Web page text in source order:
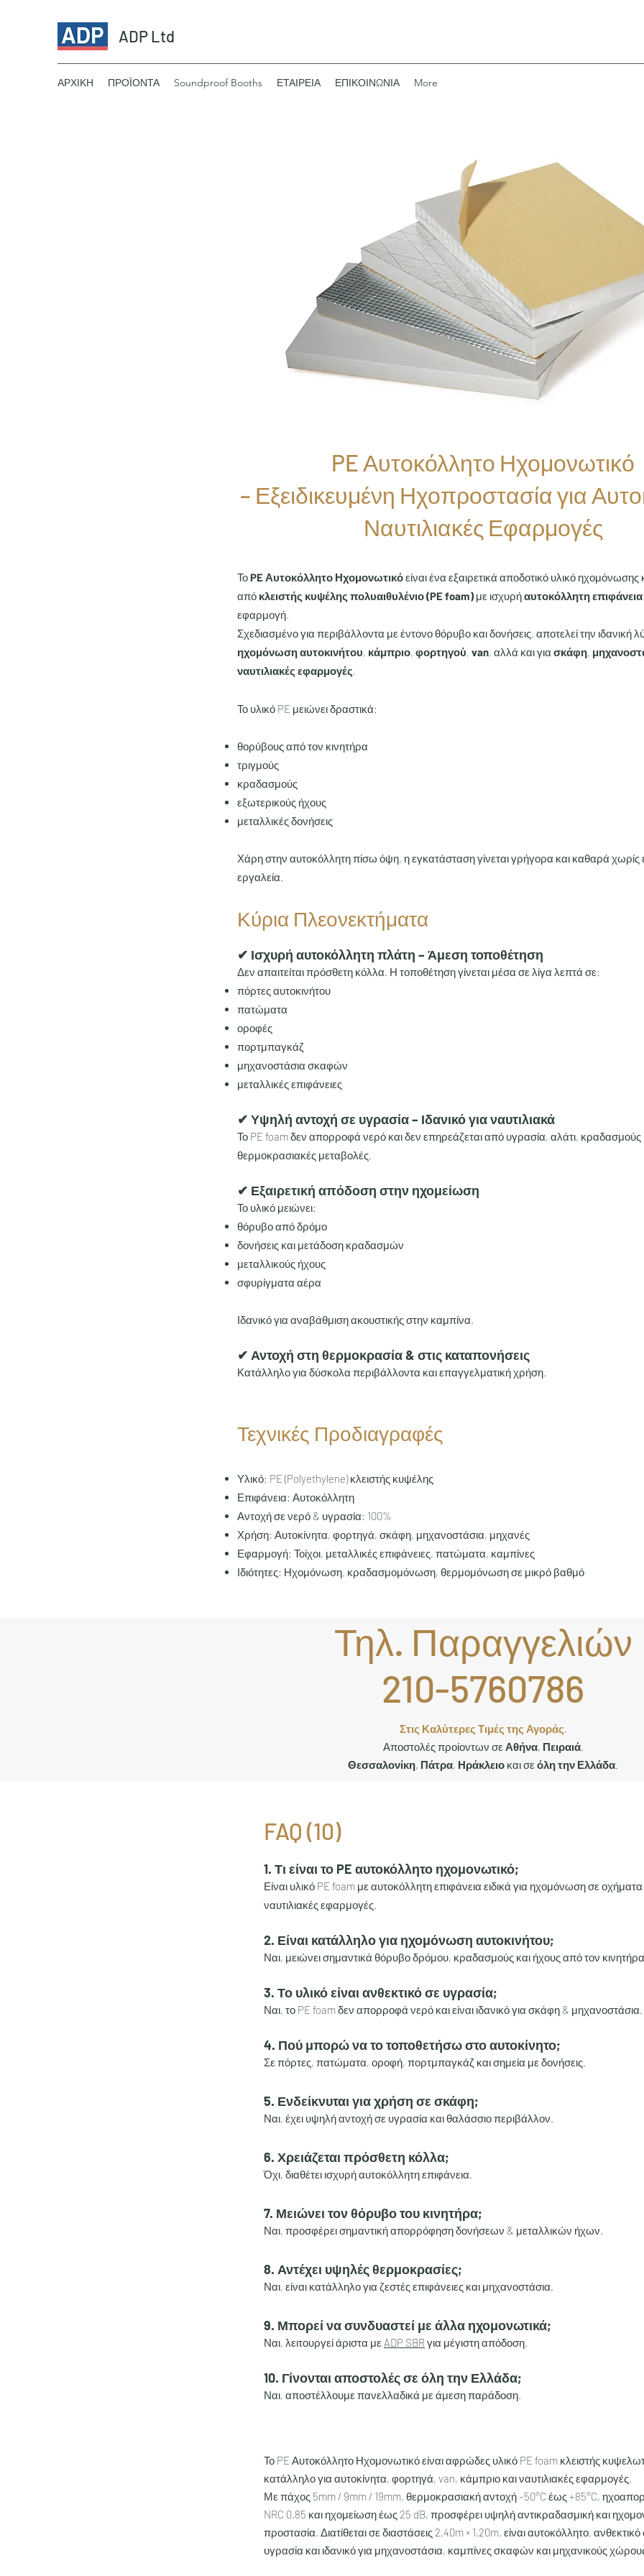
ADP Ltd
ΑΡΧΙΚΗ ΠΡΟΪΟΝΤΑ Soundproof Booths ΕΤΑΙΡΕΙΑ ΕΠΙΚΟΙΝΩΝΙΑ More
PE Αυτοκόλλητο Ηχομονωτικό
– Εξειδικευμένη Ηχοπροστασία για
Ναυτιλιακές Εφαρμογές
ΤοPE Αυτοκόλλητο Ηχομονωτικόείναι ένα εξαιρετικά αποδοτικό υλικό
από κλειστής κυψέλης πολυαιθυλένιο (PE foam)με ισχυρήαυτοκόλλητη επιφάνεια
εφαρμογή.
Σχεδιασμένο για περιβάλλοντα με έντονο θόρυβο και δονήσεις, αποτελεί την ιδανική
ηχομόνωση αυτοκινήτου, κάμπριο, φορτηγού, van, αλλά και για σκάφη,
ναυτιλιακές εφαρμογές.
Το υλικό PE μειώνει δραστικά:
θορύβους από τον κινητήρα
τριγμούς
κραδασμούς
εξωτερικούς ήχους
μεταλλικές δονήσεις
Χάρη στην αυτοκόλλητη πίσω όψη, η εγκατάσταση γίνεται γρήγορα και καθαρά χωρίς
εργαλεία.
Κύρια Πλεονεκτήματα
✔ Ισχυρή αυτοκόλλητη πλάτη – Άμεση τοποθέτηση
Δεν απαιτείται πρόσθετη κόλλα. Η τοποθέτηση γίνεται μέσα σε λίγα λεπτά σε:
πόρτες αυτοκινήτου
πατώματα
οροφές
πορτμπαγκάζ
μηχανοστάσια σκαφών
μεταλλικές επιφάνειες
✔ Υψηλή αντοχή σε υγρασία – Ιδανικό για ναυτιλιακά
Το PE foam δεν απορροφά νερό και δεν επηρεάζεται από υγρασία, αλάτι, κραδασμούς
θερμοκρασιακές μεταβολές.
✔ Εξαιρετική απόδοση στην ηχομείωση
Το υλικό μειώνει:
θόρυβο από δρόμο
δονήσεις και μετάδοση κραδασμών
μεταλλικούς ήχους
σφυρίγματα αέρα
Ιδανικό για αναβάθμιση ακουστικής στην καμπίνα.
✔ Αντοχή στη θερμοκρασία & στις καταπονήσεις
Κατάλληλο για δύσκολα περιβάλλοντα και επαγγελματική χρήση.
Τεχνικές Προδιαγραφές
Υλικό: PE (Polyethylene) κλειστής κυψέλης
Επιφάνεια: Αυτοκόλλητη
Αντοχή σε νερό & υγρασία: 100%
Χρήση: Αυτοκίνητα, φορτηγά, σκάφη, μηχανοστάσια, μηχανές
Εφαρμογή: Τοίχοι, μεταλλικές επιφάνειες, πατώματα, καμπίνες
Ιδιότητες: Ηχομόνωση, κραδασμομόνωση, θερμομόνωση σε μικρό βαθμό
Τηλ. Παραγγελιών
210-5760786
Στις Καλύτερες Τιμές της Αγοράς.
Αποστολές προίοντων σεΑθήνα, Πειραιά,
Θεσσαλονίκη, Πάτρα, Ηράκλειο και σεόλη την Ελλάδα.
FAQ (10)
1. Τι είναι το PE αυτοκόλλητο ηχομονωτικό;
Είναι υλικό PE foam με αυτοκόλλητη επιφάνεια ειδικά για ηχομόνωση σε οχήματα
ναυτιλιακές εφαρμογές.
2. Είναι κατάλληλο για ηχομόνωση αυτοκινήτου;
Ναι, μειώνει σημαντικά θόρυβο δρόμου, κραδασμούς και ήχους από τον
3. Το υλικό είναι ανθεκτικό σε υγρασία;
Ναι, το PE foam δεν απορροφά νερό και είναι ιδανικό για σκάφη & μηχανοστάσια.
4. Πού μπορώ να το τοποθετήσω στο αυτοκίνητο;
Σε πόρτες, πατώματα, οροφή, πορτμπαγκάζ και σημεία με δονήσεις.
5. Ενδείκνυται για χρήση σε σκάφη;
Ναι, έχει υψηλή αντοχή σε υγρασία και θαλάσσιο περιβάλλον.
6. Χρειάζεται πρόσθετη κόλλα;
Όχι, διαθέτει ισχυρή αυτοκόλλητη επιφάνεια.
7. Μειώνει τον θόρυβο του κινητήρα;
Ναι, προσφέρει σημαντική απορρόφηση δονήσεων & μεταλλικών ήχων.
8. Αντέχει υψηλές θερμοκρασίες;
Ναι, είναι κατάλληλο για ζεστές επιφάνειες και μηχανοστάσια.
9. Μπορεί να συνδυαστεί με άλλα ηχομονωτικά;
Ναι, λειτουργεί άριστα με ADP SBRγια μέγιστη απόδοση.
10. Γίνονται αποστολές σε όλη την Ελλάδα;
Ναι, αποστέλλουμε πανελλαδικά με άμεση παράδοση.
Το PE Αυτοκόλλητο Ηχομονωτικό είναι αφρώδες υλικό PE foam κλειστής
κατάλληλο για αυτοκίνητα, φορτηγά, van, κάμπριο και ναυτιλιακές εφαρμογές.
Με πάχος 5mm / 9mm / 19mm, θερμοκρασιακή αντοχή –50°C έως +85°C,
NRC 0.85 και ηχομείωση έως 25 dB, προσφέρει υψηλή αντικραδασμική και
προστασία. Διατίθεται σε διαστάσεις 2,40m × 1,20m, είναι αυτοκόλλητο,
υγρασία και ιδανικό για μηχανοστάσια, καμπίνες σκαφών και μηχανικούς